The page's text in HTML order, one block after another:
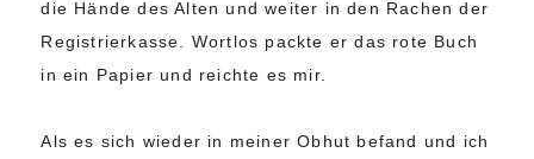
die Hände des Alten und weiter in den Rachen der
Registrierkasse. Wortlos packte er das rote Buch
in ein Papier und reichte es mir.
Als es sich wieder in meiner Obhut befand und ich